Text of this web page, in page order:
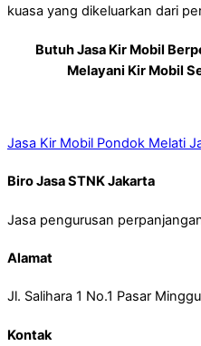
kuasa yang dikeluarkan dari
Butuh Jasa Kir Mobil
Melayani Kir Mobil
Jasa Kir Mobil Pondok Melati
Biro Jasa STNK Jakarta
Jasa pengurusan
Alamat
Jl. Salihara 1 No.1 Pasar
Kontak